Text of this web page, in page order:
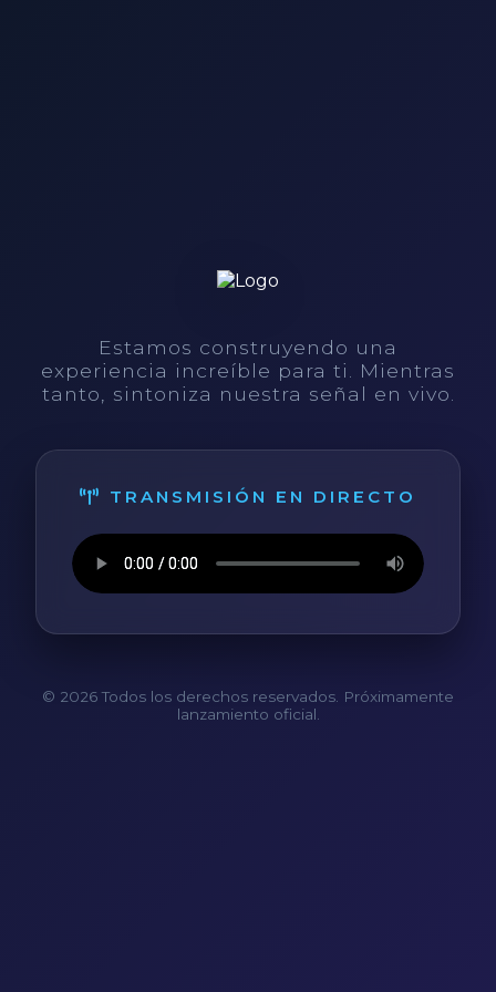
Estamos construyendo una
experiencia increíble para ti. Mientras
tanto, sintoniza nuestra señal en vivo.
TRANSMISIÓN EN DIRECTO
© 2026 Todos los derechos reservados. Próximamente
lanzamiento oficial.